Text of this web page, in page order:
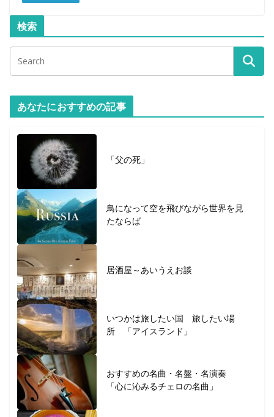
検索
あなたにおすすめの記事
「父の死」
鳥になって空を飛びながら世界を見
たならば
居酒屋～あいうえお談
いつかは旅したい国 旅したい場
所 「アイスランド」
おすすめの名曲・名盤・名演奏
「心に沁みるチェロの名曲」